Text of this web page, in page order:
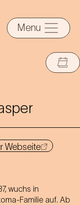
Menu
Webseite
wuchs in
Familie auf. Ab